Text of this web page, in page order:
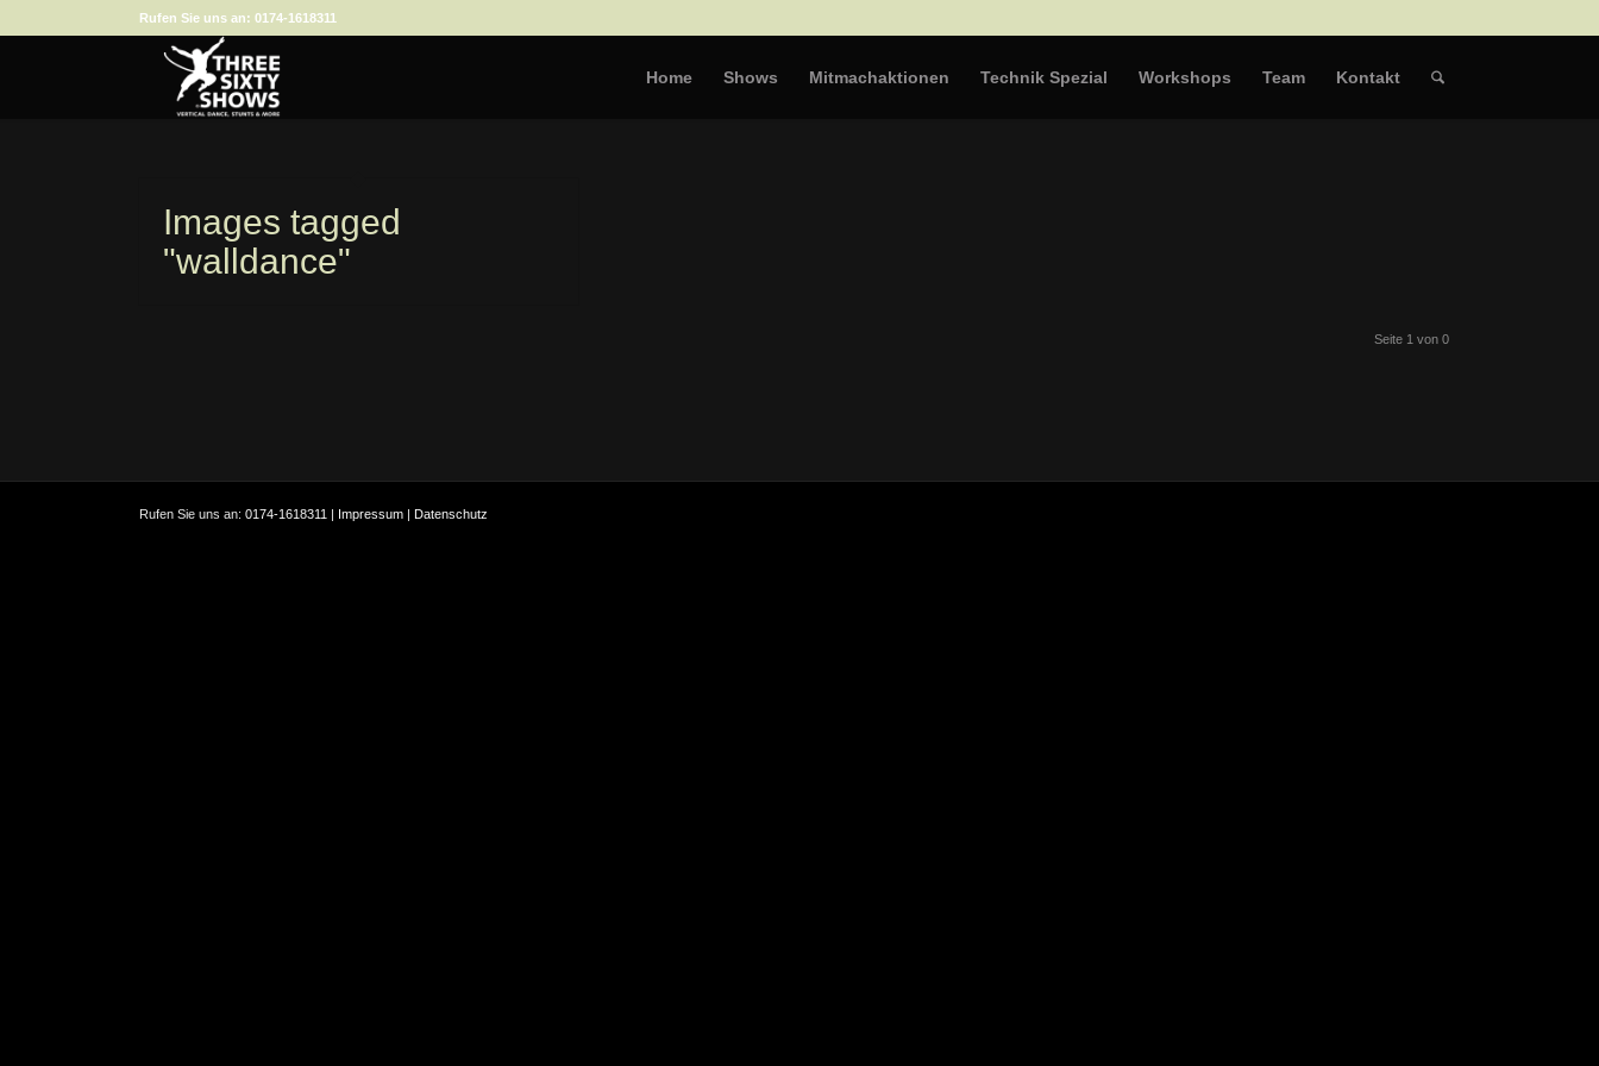
Rufen Sie uns an:0174-1618311
Home Shows Mitmachaktionen Technik Spezial Workshops Team Kontakt
Images tagged
"walldance"
Seite 1 von 0
Rufen Sie uns an:0174-1618311 | Impressum |Datenschutz